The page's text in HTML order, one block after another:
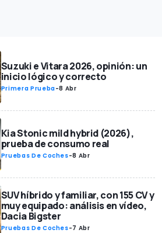
Suzuki e Vitara 2026, opinión: un
inicio lógico y correcto
Primera Prueba-8 Abr
Kia Stonic mild hybrid (2026),
prueba de consumo real
Pruebas De Coches-8 Abr
SUV híbrido y familiar, con 155 CV y
muy equipado: análisis en vídeo,
Dacia Bigster
Pruebas De Coches-7 Abr